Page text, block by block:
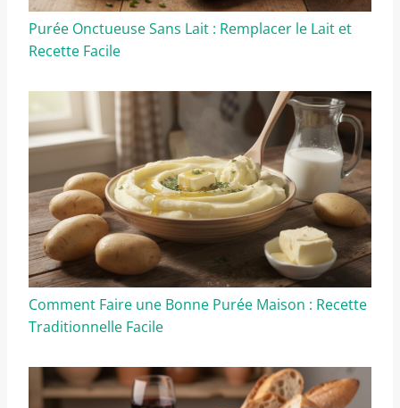
Purée Onctueuse Sans Lait : Remplacer le Lait et
Recette Facile
Comment Faire une Bonne Purée Maison : Recette
Traditionnelle Facile